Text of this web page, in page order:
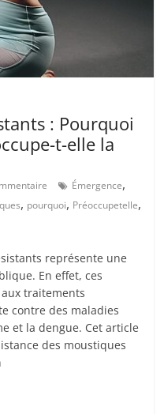
: Pourquoi
t-elle la
Émergence,
, pourquoi, Préoccupetelle,
représente une
En effet, ces
aux traitements
contre des maladies
et la dengue. Cet article
des moustiques